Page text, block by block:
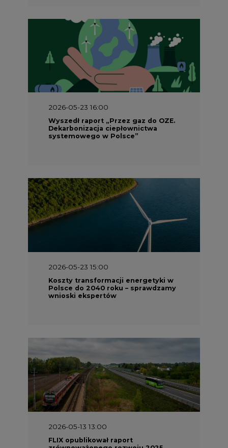
2026-05-23 16:00
Wyszedł raport „Przez gaz do OZE.
Dekarbonizacja ciepłownictwa
systemowego w Polsce”
2026-05-23 15:00
Koszty transformacji energetyki w
Polsce do 2040 roku – sprawdzamy
wnioski ekspertów
2026-05-13 13:00
FLIX opublikował raport